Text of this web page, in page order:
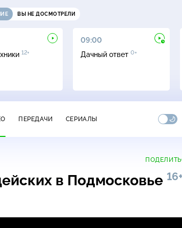
ВЫ НЕ ДОСМОТРЕЛИ
12+
09:00
Дачный ответ 0+
ПЕРЕДАЧИ СЕРИАЛЫ
в Подмосковье